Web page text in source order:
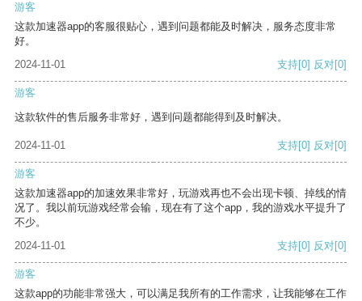
游客
这款加速器app的客服很贴心，遇到问题都能及时解决，服务态度非常
好。
2024-11-01
支持[0] 反对[0]
游客
这款软件的售后服务非常好，遇到问题都能得到及时解决。
2024-11-01 支持[0] 反对[0]
游客
这款加速器app的加速效果非常好，玩游戏再也不会出现卡顿、掉线的情
况了。我以前玩游戏经常会输，现在有了这个app，我的游戏水平提升了
不少。
2024-11-01
支持[0] 反对[0]
游客
这款app的功能非常强大，可以满足我所有的工作需求，让我能够在工作